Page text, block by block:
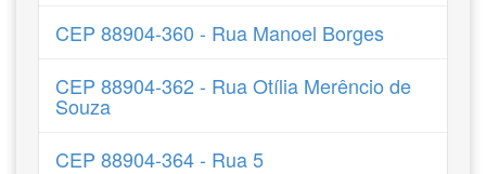
CEP 88904-360 - Rua Manoel Borges
CEP 88904-362 - Rua Otília Merêncio de
Souza
CEP 88904-364 - Rua 5